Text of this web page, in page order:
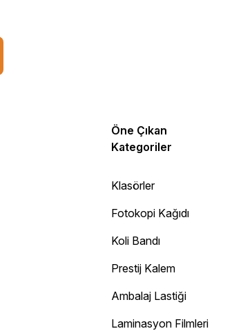
Öne Çıkan
Kategoriler
Klasörler
Fotokopi Kağıdı
Koli Bandı
Prestij Kalem
Ambalaj Lastiği
Laminasyon Filmleri